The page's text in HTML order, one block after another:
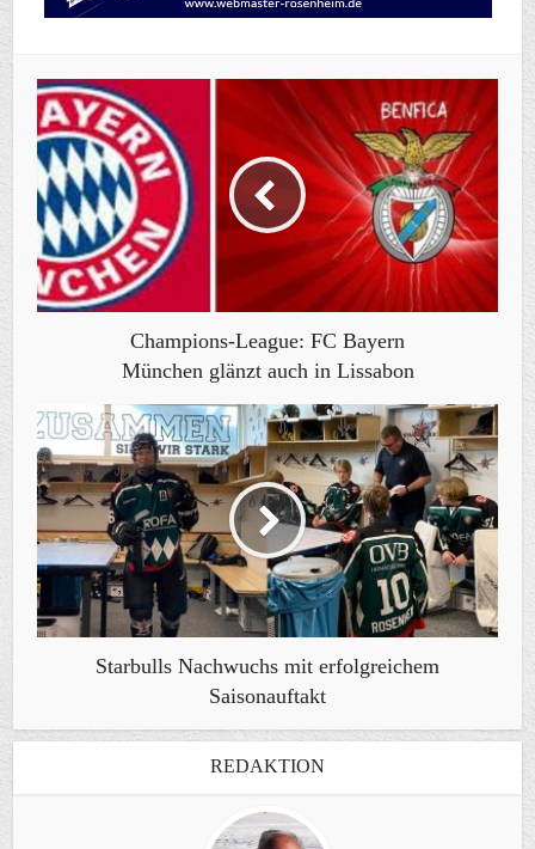
Champions-League: FC Bayern
München glänzt auch in Lissabon
Starbulls Nachwuchs mit erfolgreichem
Saisonauftakt
REDAKTION